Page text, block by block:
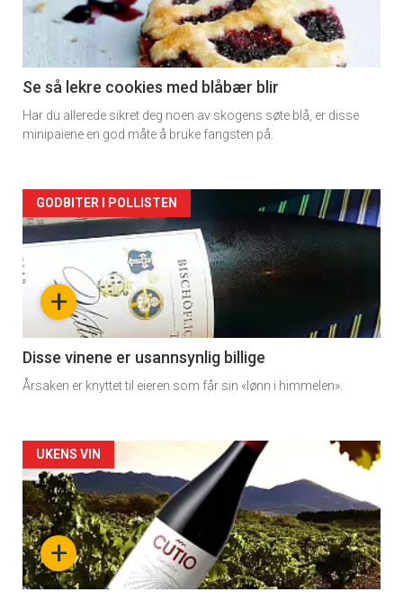
-
section
11
Dagens
Se så lekre cookies med blåbær blir
Har du allerede sikret deg noen av skogens søte blå, er disse
minipaiene en god måte å bruke fangsten på.
Artikler
detail
-
section
11
Dagens
rett
2
+
GODBITER I POLLISTEN
Disse vinene er usannsynlig billige
Årsaken er knyttet til eieren som får sin «lønn i himmelen».
Artikler
detail
-
section
+
UKENS VIN